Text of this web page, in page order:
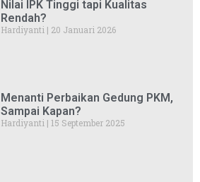
Nilai IPK Tinggi tapi Kualitas
Rendah?
Hardiyanti 20 Januari 2026
Menanti Perbaikan Gedung PKM,
Sampai Kapan?
Hardiyanti 15 September 2025